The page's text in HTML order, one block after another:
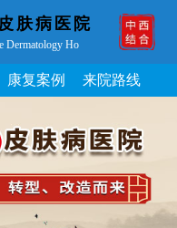
肤病医院
Dermatology Ho
康复案例 来院路线